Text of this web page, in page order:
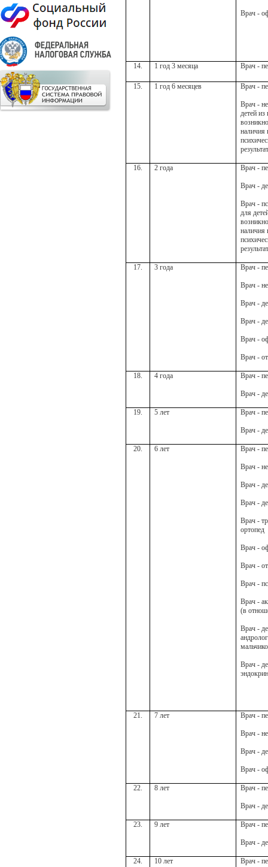
Врач -
14. 1 год 3 месяца Врач -
15. 1 год 6 месяцев Врач -
Врач -
детей
наличия
16. 2 года Врач -
Врач -
Врач -
для
наличия
17. 3 года Врач -
Врач -
Врач -
Врач -
Врач -
Врач -
18. 4 года Врач -
Врач -
19. 5 лет Врач -
Врач -
20. 6 лет Врач -
Врач -
Врач -
Врач -
Врач -
ортопед
Врач -
Врач -
Врач -
Врач -
(в
Врач -
Врач -
21. 7 лет Врач -
Врач -
Врач -
Врач -
22. 8 лет Врач -
Врач -
23. 9 лет Врач -
Врач -
24. 10 лет Врач -